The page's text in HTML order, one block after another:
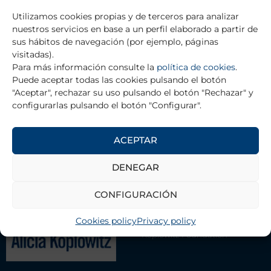
Utilizamos cookies propias y de terceros para analizar
nuestros servicios en base a un perfil elaborado a partir de
sus hábitos de navegación (por ejemplo, páginas
visitadas).
Para más información consulte la política de cookies.
Puede aceptar todas las cookies pulsando el botón
"Aceptar", rechazar su uso pulsando el botón "Rechazar" y
configurarlas pulsando el botón "Configurar".
ACEPTAR
DENEGAR
CONFIGURACIÓN
Cookies policyPrivacy policy
Prev
PREVIOUS
Ester Gangoso Rodríguez
NEXT
RETURN TO TRAINING GRANTS
THE FOUNDATION
Contact
Association of Scientists Alicia
Koplowitz Foundation